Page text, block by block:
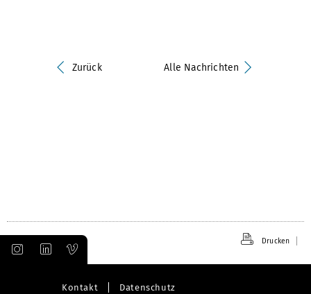
Zurück Alle Nachrichten
Drucken
Kontakt Datenschutz